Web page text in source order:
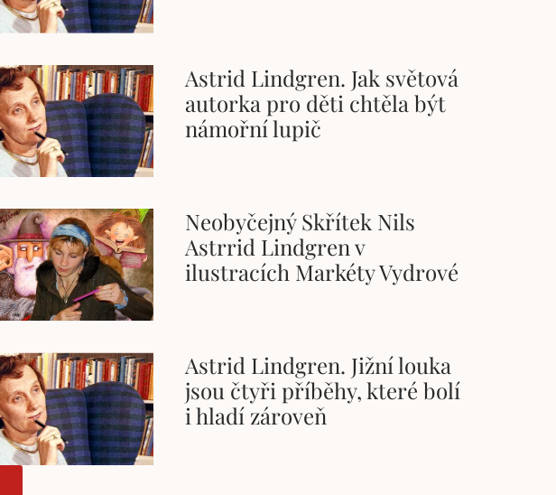
Astrid Lindgren. Jak světová
autorka pro děti chtěla být
námořní lupič
Neobyčejný Skřítek Nils
Astrrid Lindgren v
ilustracích Markéty Vydrové
Astrid Lindgren. Jižní louka
jsou čtyři příběhy, které bolí
i hladí zároveň